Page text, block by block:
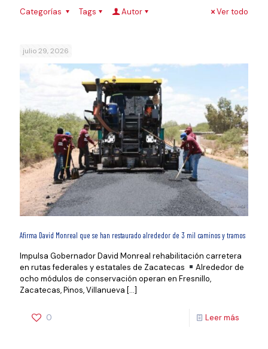
Categorías Tags Autor Ver todo
julio 29, 2026
Afirma David Monreal que se han restaurado alrededor de 3 mil caminos y tramos
Impulsa Gobernador David Monreal rehabilitación carretera
en rutas federales y estatales de Zacatecas
Alrededor de
ocho módulos de conservación operan en Fresnillo,
Zacatecas, Pinos, Villanueva […]
0 Leer más